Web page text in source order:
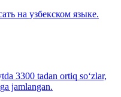
на узбекском языке.
3300 tadan ortiq so‘zlar,
jamlangan.